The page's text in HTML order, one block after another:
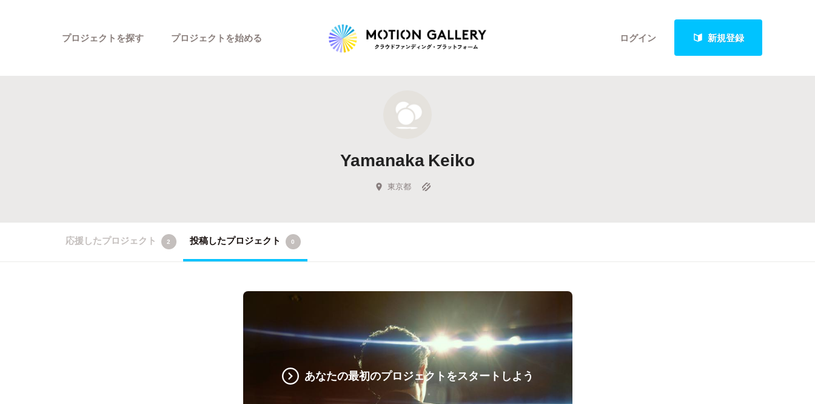
ログイン 新規登録
プロジェクトを探す
新着プロジェクト
Feature
キュレーターから探す
プロジェクトを始める
Yamanaka Keiko
東京都
応援したプロジェクト 2 投稿したプロジェクト 0
あなたの最初のプロジェクトをスタートしよう